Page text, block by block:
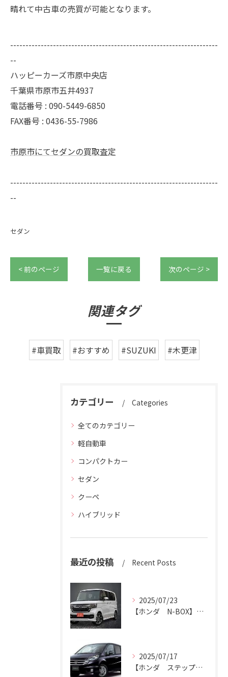
晴れて中古車の売買が可能となります。
--------------------------------------------------------------------
--
ハッピーカーズ市原中央店
千葉県市原市五井4937
電話番号 : 090-5449-6850
FAX番号 : 0436-55-7986
市原市にてセダンの買取査定
--------------------------------------------------------------------
--
セダン
< 前のページ 一覧に戻る 次のページ >
関連タグ
#車買取 #おすすめ #SUZUKI #木更津
カテゴリー Categories
全てのカテゴリー
軽自動車
コンパクトカー
セダン
クーペ
ハイブリッド
最近の投稿 Recent Posts
2025/07/23
【ホンダ N-BOX】N-BOXをハッピーカーズ市原中央店にお売りください。
2025/07/17
【ホンダ ステップワゴン】ハッピーカーズ市原中央店がステップワゴン買取ります。